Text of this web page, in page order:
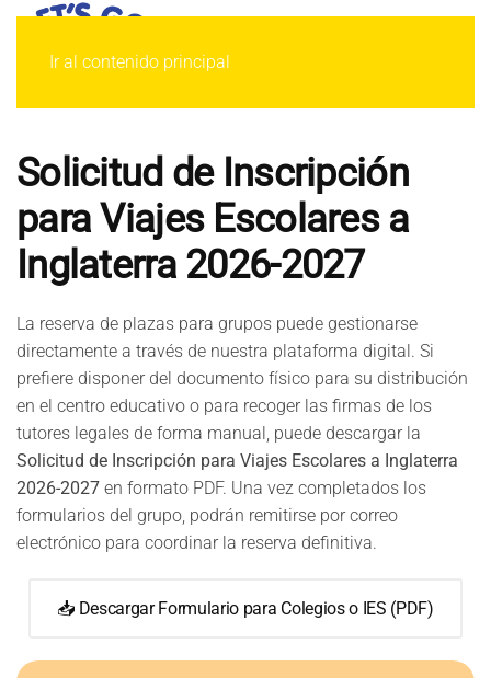
Ir al contenido principal
Solicitud de Inscripción
para Viajes Escolares a
Inglaterra 2026-2027
La reserva de plazas para grupos puede gestionarse
directamente a través de nuestra plataforma digital. Si
prefiere disponer del documento físico para su distribución
en el centro educativo o para recoger las firmas de los
tutores legales de forma manual, puede descargar la
Solicitud de Inscripción para Viajes Escolares a Inglaterra
2026-2027 en formato PDF. Una vez completados los
formularios del grupo, podrán remitirse por correo
electrónico para coordinar la reserva definitiva.
📥 Descargar Formulario para Colegios o IES (PDF)